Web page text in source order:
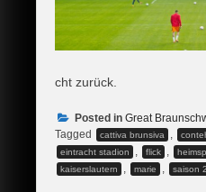
cht zurück.
Posted in Great
Tagged
cattiva brunsiva ,
eintracht stadion , flick ,
kaiserslautern , marie , saison